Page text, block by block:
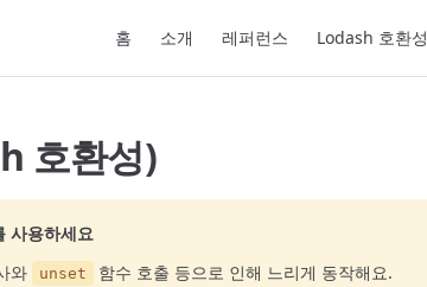
홈 소개 레퍼런스 Lodash 호환성
호환성)
사용하세요
와 unset
함수 호출 등으로 인해 느리게 동작해요.